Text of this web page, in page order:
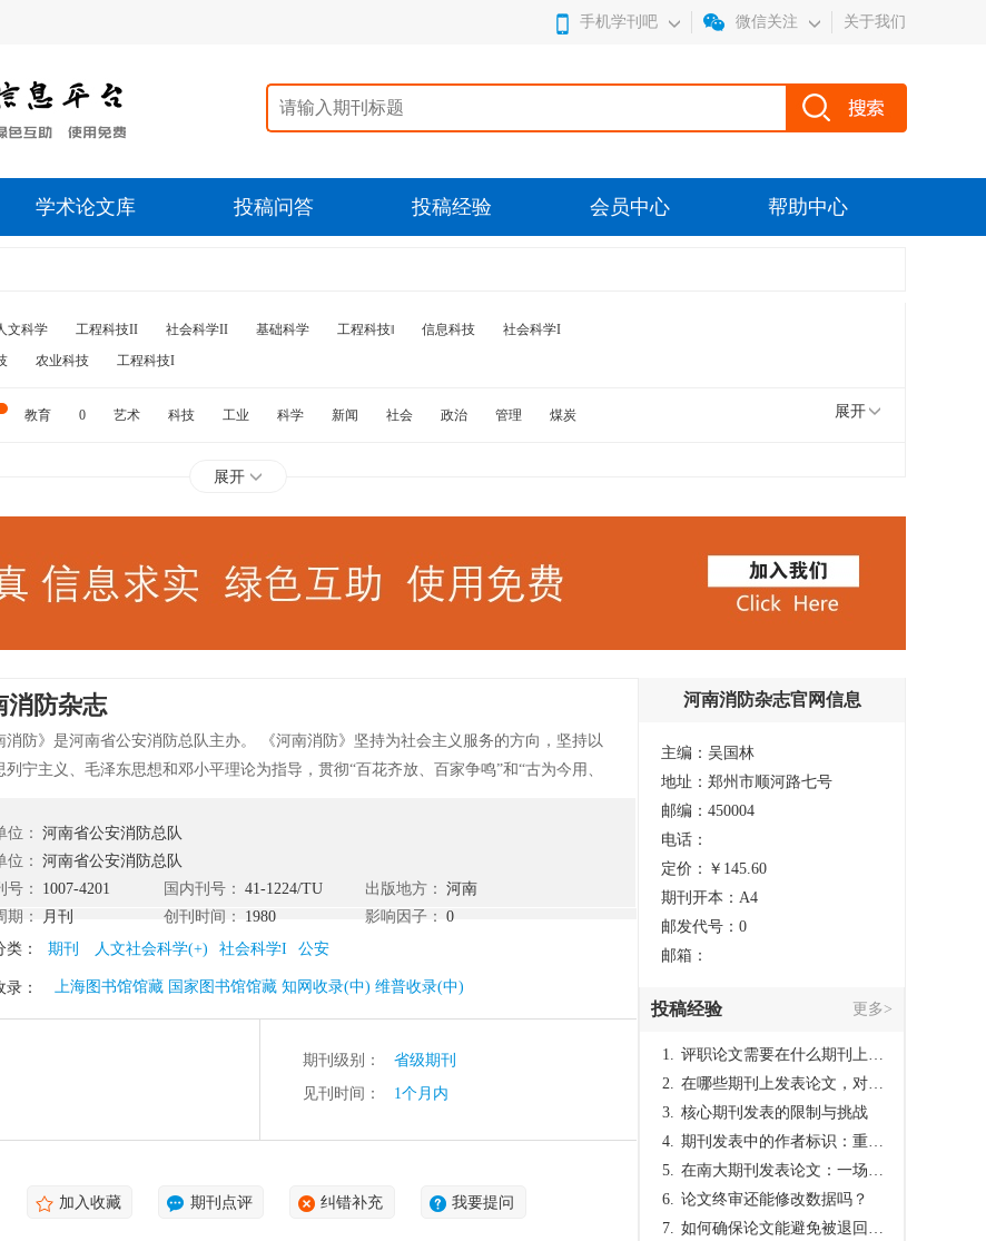
手机学刊吧 微信关注 关于我们
学术论文库 投稿问答 投稿经验 会员中心 帮助中心
文科学 工程科技II 社会科学II 基础科学 工程科技‖ 信息科技
社会科学I
农业科技 工程科技I
教育 0 艺术 科技 工业 科学 新闻 社会 政治 管理
煤炭
展开
展开
消防杂志
消防》是河南省公安消防总队主办。 《河南消防》坚持为社会主义服务的方向，坚持以
列宁主义、毛泽东思想和邓小平理论为指导，贯彻“百花齐放、百家争鸣”和“古为今用、
族优秀科学文化，促进国际科学文化交流，探索防灾科技教育、教学及管理诸方面的规
跃教学与科研的学术风气，为教学与科研服务。 《河南消防》目前已停刊，具体复刊时
志社官方消息为准。
位： 河南省公安消防总队
位： 河南省公安消防总队
号：
1007-4201 国内刊号： 41-1224/TU 出版地方：
河南
期：
月刊 创刊时间： 1980 影响因子：
0
类：
期刊 人文社会科学(+) 社会科学I 公安
： 上海图书馆馆藏 国家图书馆馆藏 知网收录(中) 维普收录(中)
期刊级别：
省级期刊
见刊时间：
1个月内
加入收藏 期刊点评 纠错补充 我要提问
河南消防杂志官网信息
主编：吴国林
地址：郑州市顺河路七号
邮编：450004
电话：
定价：￥145.60
期刊开本：A4
邮发代号：0
邮箱：
投稿经验 更多>
1. 评职论文需要在什么期刊上发表？
2. 在哪些期刊上发表论文，对考研有优势？
3. 核心期刊发表的限制与挑战
4. 期刊发表中的作者标识：重要性与实践
5. 在南大期刊发表论文：一场知识探索与学术成就的旅程
6. 论文终审还能修改数据吗？
7. 如何确保论文能避免被退回：关键条件与策略